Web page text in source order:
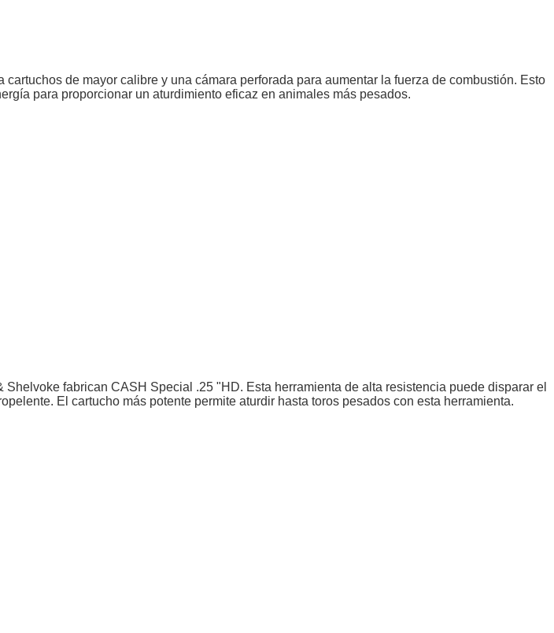
de mayor calibre y una cámara perforada para aumentar la fuerza de combustión. Esto
para proporcionar un aturdimiento eficaz en animales más pesados.
fabrican CASH Special .25 "HD. Esta herramienta de alta resistencia puede disparar el
El cartucho más potente permite aturdir hasta toros pesados ​​con esta herramienta.